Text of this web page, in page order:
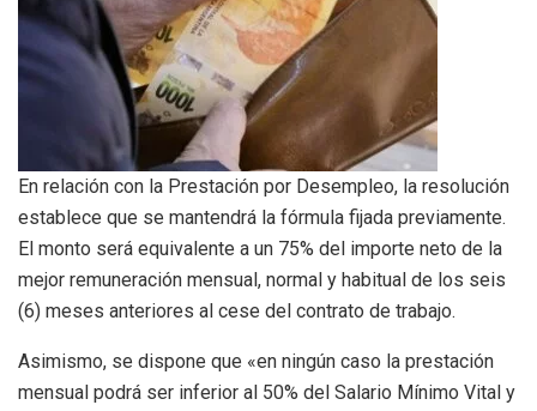
En relación con la Prestación por Desempleo, la resolución
establece que se mantendrá la fórmula fijada previamente.
El monto será equivalente a un 75% del importe neto de la
mejor remuneración mensual, normal y habitual de los seis
(6) meses anteriores al cese del contrato de trabajo.
Asimismo, se dispone que «en ningún caso la prestación
mensual podrá ser inferior al 50% del Salario Mínimo Vital y